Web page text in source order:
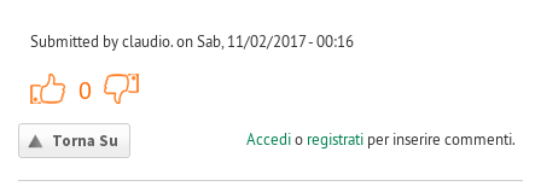
Submitted by claudio. on Sab, 11/02/2017 - 00:16
0
Torna Su Accedio registratiper inserire commenti.